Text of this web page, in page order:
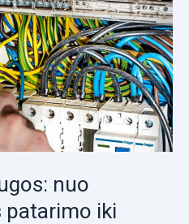
nuo
patarimo iki